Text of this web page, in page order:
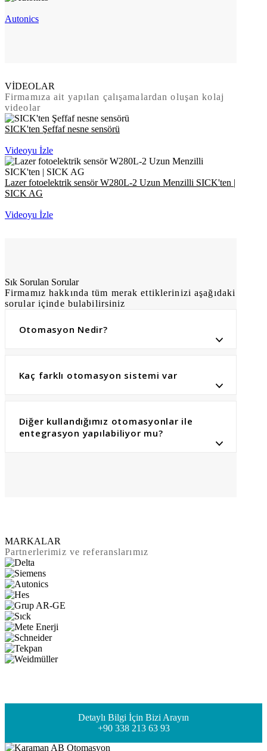
Autonics
VİDEOLAR
Firmamıza ait yapılan çalışamalardan oluşan kolaj
videolar
SICK'ten Şeffaf nesne sensörü
Videoyu İzle
Lazer fotoelektrik sensör W280L-2 Uzun Menzilli SICK'ten |
SICK AG
Videoyu İzle
Sık Sorulan Sorular
Firmamız hakkında tüm merak ettiklerinizi aşağıdaki
sorular içinde bulabilirsiniz
Otomasyon Nedir?
Kaç farklı otomasyon sistemi var
Diğer kullandığımız otomasyonlar ile
entegrasyon yapılabiliyor mu?
MARKALAR
Partnerlerimiz ve referanslarımız
Detaylı Bilgi İçin Bizi Arayın
+90 338 213 63 93